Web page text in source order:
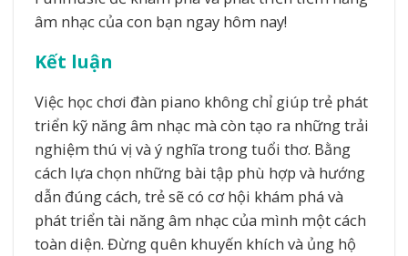
âm nhạc của con bạn ngay hôm nay!
Kết luận
Việc học chơi đàn piano không chỉ giúp trẻ phát
triển kỹ năng âm nhạc mà còn tạo ra những trải
nghiệm thú vị và ý nghĩa trong tuổi thơ. Bằng
cách lựa chọn những bài tập phù hợp và hướng
dẫn đúng cách, trẻ sẽ có cơ hội khám phá và
phát triển tài năng âm nhạc của mình một cách
toàn diện. Đừng quên khuyến khích và ủng hộ